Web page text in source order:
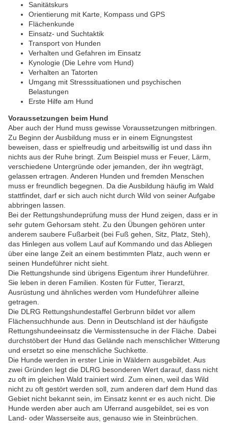
Sanitätskurs
Orientierung mit Karte, Kompass und GPS
Flächenkunde
Einsatz- und Suchtaktik
Transport von Hunden
Verhalten und Gefahren im Einsatz
Kynologie (Die Lehre vom Hund)
Verhalten an Tatorten
Umgang mit Stresssituationen und psychischen
Belastungen
Erste Hilfe am Hund
Voraussetzungen beim Hund
Aber auch der Hund muss gewisse Voraussetzungen mitbringen.
Zu Beginn der Ausbildung muss er in einem Eignungstest
beweisen, dass er spielfreudig und arbeitswillig ist und dass ihn
nichts aus der Ruhe bringt. Zum Beispiel muss er Feuer, Lärm,
verschiedene Untergründe oder jemanden, der ihn wegträgt,
gelassen ertragen. Anderen Hunden und fremden Menschen
muss er freundlich begegnen. Da die Ausbildung häufig im Wald
stattfindet, darf er sich auch nicht durch Wild von seiner Aufgabe
abbringen lassen.
Bei der Rettungshundeprüfung muss der Hund zeigen, dass er in
sehr gutem Gehorsam steht. Zu den Übungen gehören unter
anderem saubere Fußarbeit (bei Fuß gehen, Sitz, Platz, Steh),
das Hinlegen aus vollem Lauf auf Kommando und das Abliegen
über eine lange Zeit an einem bestimmten Platz, auch wenn er
seinen Hundeführer nicht sieht.
Die Rettungshunde sind übrigens Eigentum ihrer Hundeführer.
Sie leben in deren Familien. Kosten für Futter, Tierarzt,
Ausrüstung und ähnliches werden vom Hundeführer alleine
getragen.
Die DLRG Rettungshundestaffel Gerbrunn bildet vor allem
Flächensuchhunde aus. Denn in Deutschland ist der häufigste
Rettungshundeeinsatz die Vermisstensuche in der Fläche. Dabei
durchstöbert der Hund das Gelände nach menschlicher Witterung
und ersetzt so eine menschliche Suchkette.
Die Hunde werden in erster Linie in Wäldern ausgebildet. Aus
zwei Gründen legt die DLRG besonderen Wert darauf, dass nicht
zu oft im gleichen Wald trainiert wird. Zum einen, weil das Wild
nicht zu oft gestört werden soll, zum anderen darf dem Hund das
Gebiet nicht bekannt sein, im Einsatz kennt er es auch nicht. Die
Hunde werden aber auch am Uferrand ausgebildet, sei es von
Land- oder Wasserseite aus, genauso wie in Steinbrüchen.